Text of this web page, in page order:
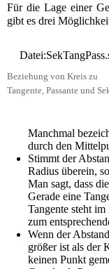
Für die Lage einer
gibt es drei
Beziehung von Kreis zu
Tangente, Passante und
Manchmal
durch den
Stimmt der
Radius überein,
Man sagt, dass
Gerade eine
Tangente steht
zum
Wenn der
größer ist als der
keinen Punkt